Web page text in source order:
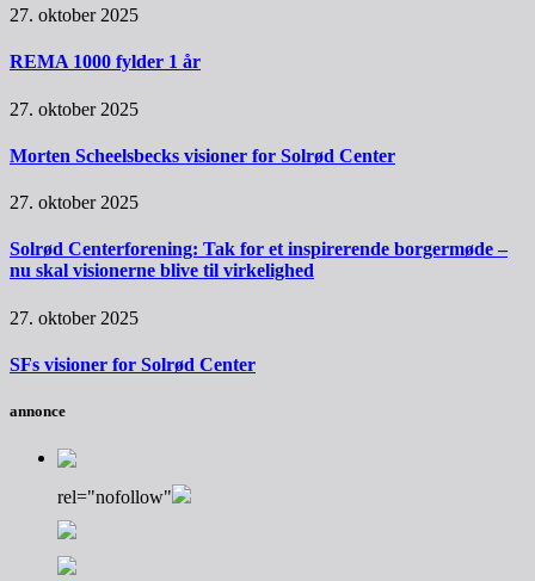
27. oktober 2025
REMA 1000 fylder 1 år
27. oktober 2025
Morten Scheelsbecks visioner for Solrød Center
27. oktober 2025
Solrød Centerforening: Tak for et inspirerende borgermøde –
nu skal visionerne blive til virkelighed
27. oktober 2025
SFs visioner for Solrød Center
annonce
rel="nofollow"